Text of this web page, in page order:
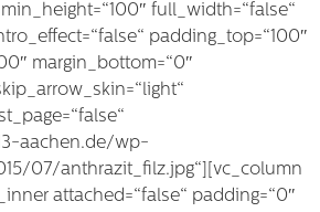
full_width=“false“
padding_top=“100″
margin_bottom=“0″
aachen.de/wp-
07/anthrazit_filz.jpg“][vc_column
attached=“false“ padding=“0″